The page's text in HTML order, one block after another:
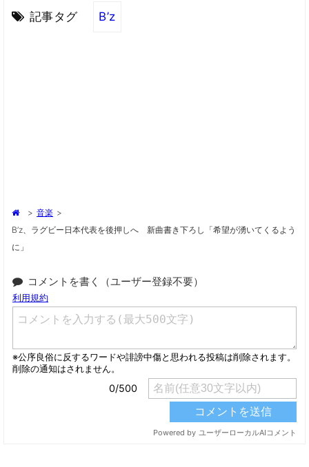
記事タグ B’z
> 音楽 >
B’z、ラグビー日本代表を後押しへ 新曲書き下ろし「希望が湧いてくるよう
に」
コメントを書く（ユーザー登録不要）